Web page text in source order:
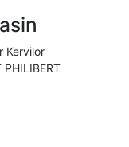
Kervilor